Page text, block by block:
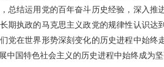
总结运用党的百年奋斗历史经验，深入
期执政的马克思主义政党的规律性认识
党在世界形势深刻变化的历史进程中始
中国特色社会主义的历史进程中始终成为